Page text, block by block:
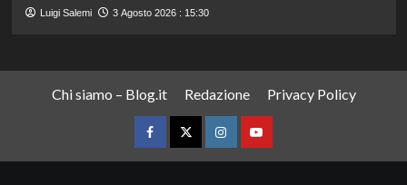
Luigi Salemi 3 Agosto 2026 : 15:30
Chi siamo – Blog.it Redazione Privacy Policy
FacebookTwitterInstagramYouTube